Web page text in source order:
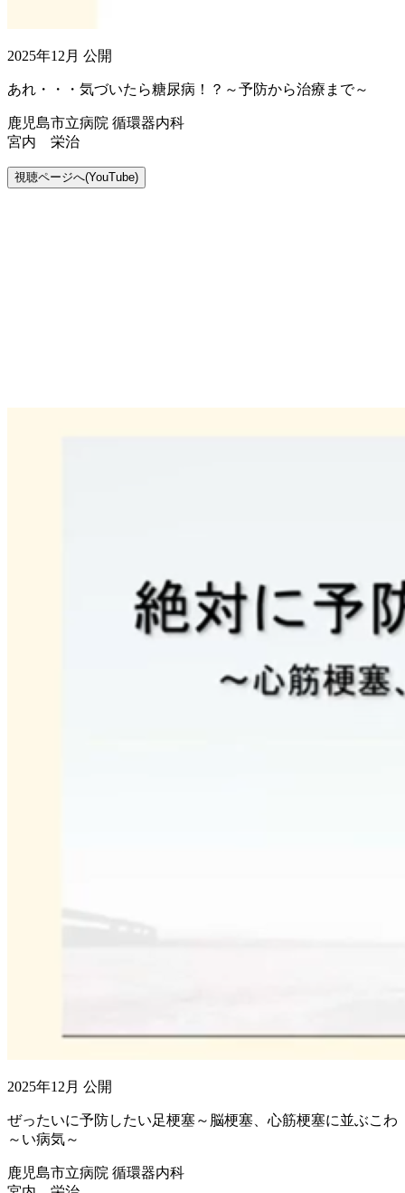
2025年12月 公開
あれ・・・気づいたら糖尿病！？～予防から治療まで～
鹿児島市立病院 循環器内科
宮内 栄治
視聴ページへ(YouTube)
2025年12月 公開
ぜったいに予防したい足梗塞～脳梗塞、心筋梗塞に並ぶこわ
～い病気～
鹿児島市立病院 循環器内科